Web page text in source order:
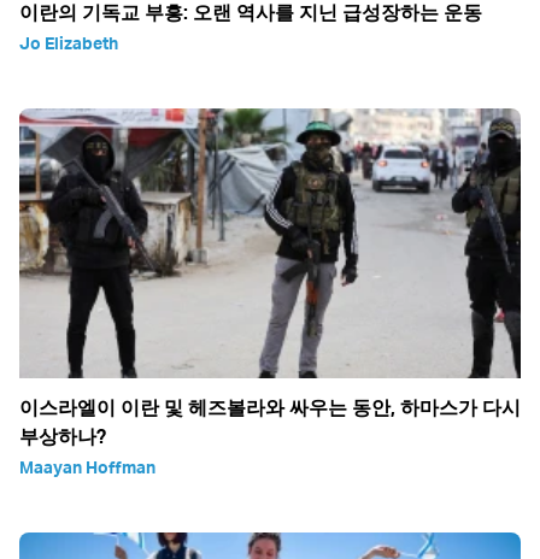
이란의 기독교 부흥: 오랜 역사를 지닌 급성장하는 운동
Jo Elizabeth
이스라엘이 이란 및 헤즈볼라와 싸우는 동안, 하마스가 다시
부상하나?
Maayan Hoffman